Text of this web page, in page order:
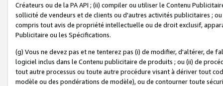
Créateurs ou de la PA API ; (ii) compiler ou utiliser le Contenu
sollicité de vendeurs et de clients ou d'autres activités publicitaires ;
compris tout avis de propriété intellectuelle ou de droit exclusif,
Publicitaire ou les Spécifications.
(g) Vous ne devez pas et ne tenterez pas (i) de modifier, d'altérer, de
logiciel inclus dans le Contenu publicitaire de produits ; ou (ii) de
tout autre processus ou toute autre procédure visant à dériver tout
modèle ou des pondérations de modèle), ou de contourner toute